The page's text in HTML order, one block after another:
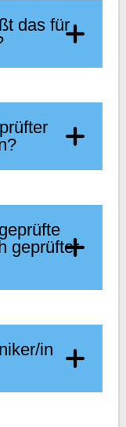
das für
geprüfter
in